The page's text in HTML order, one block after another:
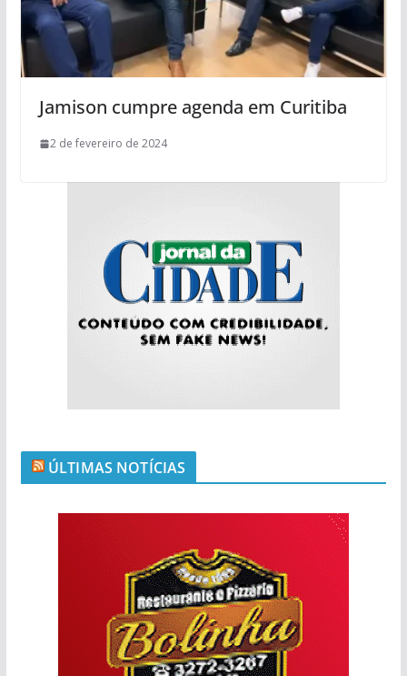
Jamison cumpre agenda em Curitiba
2 de fevereiro de 2024
ÚLTIMAS NOTÍCIAS